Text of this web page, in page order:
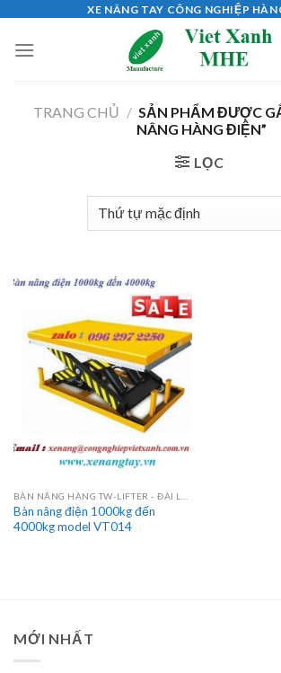
content
XE NÂNG TAY CÔNG NGHIỆP
TRANG CHỦ / SẢN PHẨM ĐƯỢC
NÂNG HÀNG ĐIỆN”
LỌC
Bàn nâng điện 1000kg đến
4000kg model VT014
MỚI NHẤT